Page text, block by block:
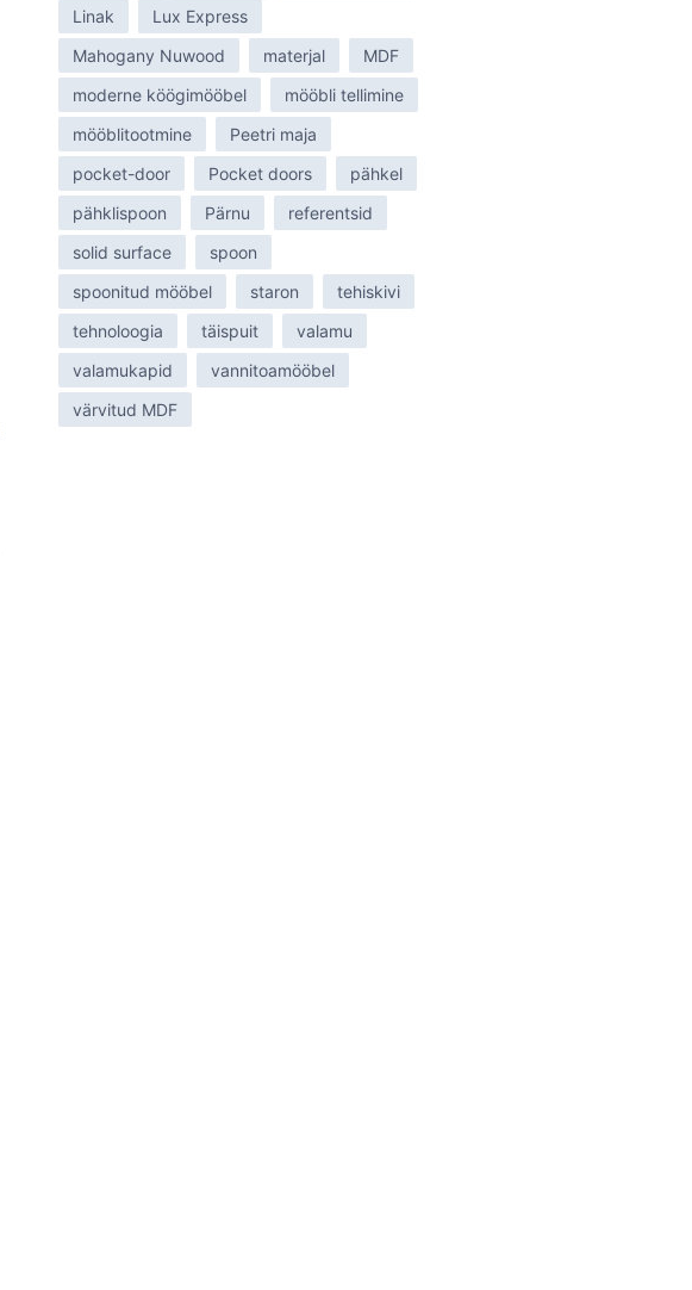
Linak
Lux Express
Mahogany Nuwood
materjal
MDF
moderne köögimööbel
mööbli tellimine
mööblitootmine
Peetri maja
pocket-door
Pocket doors
pähkel
pähklispoon
Pärnu
referentsid
solid surface
spoon
spoonitud mööbel
staron
tehiskivi
tehnoloogia
täispuit
valamu
valamukapid
vannitoamööbel
värvitud MDF